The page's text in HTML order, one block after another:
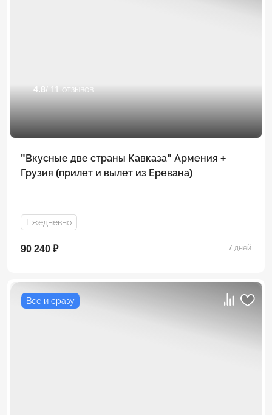
4.8/ 11 отзывов
"Вкусные две страны Кавказа" Армения +
Грузия (прилет и вылет из Еревана)
Ежедневно
90 240 ₽ 7 дней
Всё и сразу